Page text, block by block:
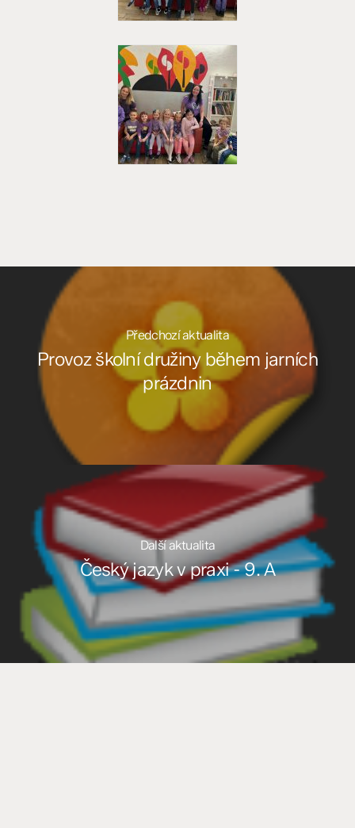
Předchozí aktualita
Provoz školní družiny během jarních
prázdnin
Další aktualita
Český jazyk v praxi - 9. A